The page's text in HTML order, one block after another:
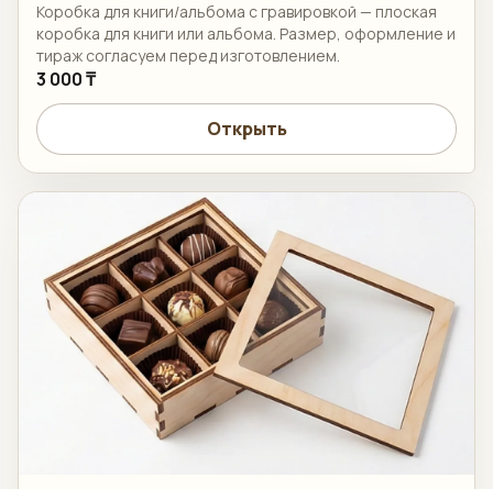
Коробка для книги/альбома с гравировкой — плоская
коробка для книги или альбома. Размер, оформление и
тираж согласуем перед изготовлением.
3 000 ₸
Открыть